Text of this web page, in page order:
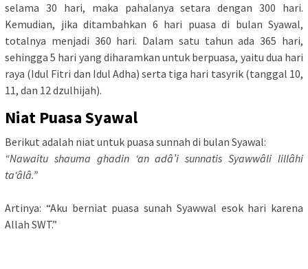
selama 30 hari, maka pahalanya setara dengan 300 hari.
Kemudian, jika ditambahkan 6 hari puasa di bulan Syawal,
totalnya menjadi 360 hari. Dalam satu tahun ada 365 hari,
sehingga 5 hari yang diharamkan untuk berpuasa, yaitu dua hari
raya (Idul Fitri dan Idul Adha) serta tiga hari tasyrik (tanggal 10,
11, dan 12 dzulhijah).
Niat Puasa Syawal
Berikut adalah niat untuk puasa sunnah di bulan Syawal:
“Nawaitu shauma ghadin ‘an adâ’i sunnatis Syawwâli lillâhi
ta‘âlâ.”
Artinya: “Aku berniat puasa sunah Syawwal esok hari karena
Allah SWT.”